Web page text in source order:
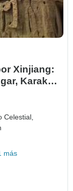
Xinjiang:
Karakul,
Celestial,
más